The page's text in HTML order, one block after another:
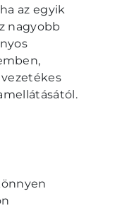
az egyik
nagyobb